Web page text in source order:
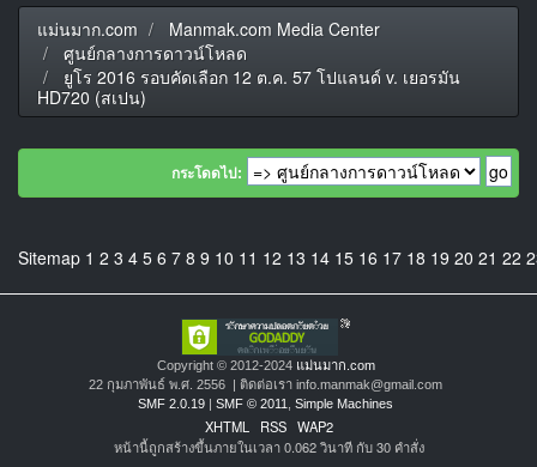
แม่นมาก.com
Manmak.com Media Center
ศูนย์กลางการดาวน์โหลด
ยูโร 2016 รอบคัดเลือก 12 ต.ค. 57 โปแลนด์ v. เยอรมัน
HD720 (สเปน)
กระโดดไป:
Sitemap 1 2 3 4 5 6 7 8 9 10 11 12 13 14 15 16 17 18 19 20 21 22
Copyright © 2012-2024 แม่นมาก.com
22 กุมภาพันธ์ พ.ศ. 2556 | ติดต่อเรา info.manmak@gmail.com
SMF 2.0.19 | SMF © 2011 Simple Machines
XHTML RSS WAP2
หน้านี้ถูกสร้างขึ้นภายในเวลา 0.062 วินาที กับ 30 คำสั่ง